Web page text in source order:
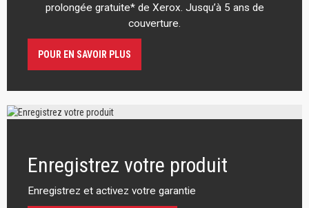
prolongée gratuite* de Xerox. Jusqu’à 5 ans de
couverture.
POUR EN SAVOIR PLUS
Enregistrez votre produit
Enregistrez et activez votre garantie